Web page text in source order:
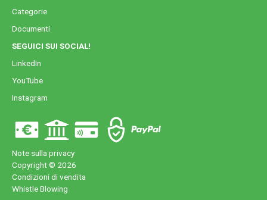
Categorie
Documenti
SEGUICI SUI SOCIAL!
LinkedIn
YouTube
Instagram
Note sulla privacy
Copyright © 2026
Condizioni di vendita
Whistle Blowing